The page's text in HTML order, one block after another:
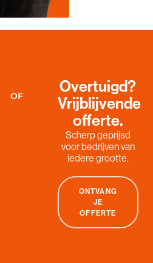
OF
Overtuigd?
Vrijblijvende
offerte.
Scherp geprijsd
voor bedrijven van
iedere grootte.
ONTVANG
JE
OFFERTE